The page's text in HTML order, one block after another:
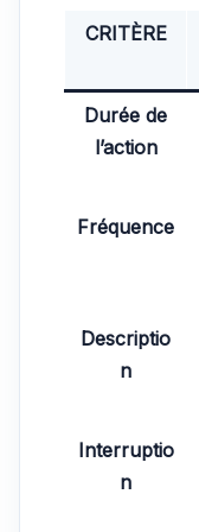
CRITÈRE
Durée de
l’action
Fréquence
Descriptio
n
Interruptio
n